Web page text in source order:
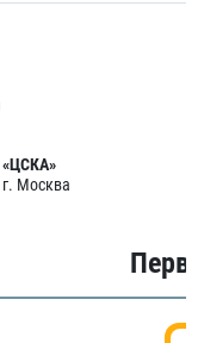
«ЦСКА»
г. Москва